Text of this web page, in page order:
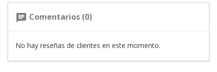
chat Comentarios (0)
No hay reseñas de clientes en este momento.